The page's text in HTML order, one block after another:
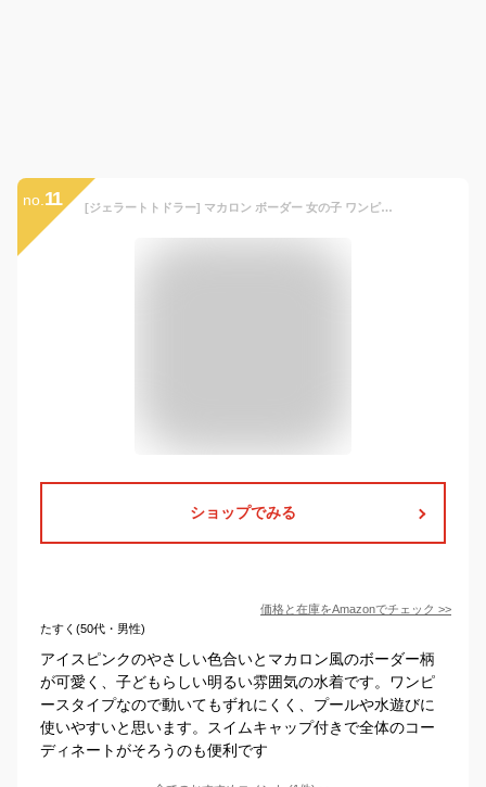
no. 11 [ジェラートトドラー] マカロン ボーダー 女の子 ワンピース 水着 キッズ パステル スイムキャップ付き : アイスピンク 110cm
ショップでみる
価格と在庫をAmazonでチェック >>
たすく(50代・男性)
アイスピンクのやさしい色合いとマカロン風のボーダー柄
が可愛く、子どもらしい明るい雰囲気の水着です。ワンピ
ースタイプなので動いてもずれにくく、プールや水遊びに
使いやすいと思います。スイムキャップ付きで全体のコー
ディネートがそろうのも便利です